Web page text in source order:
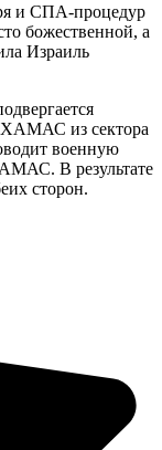
и СПА-процедур
божественной, а
Израиль
ХАМАС из сектора
военную
В результате
сторон.